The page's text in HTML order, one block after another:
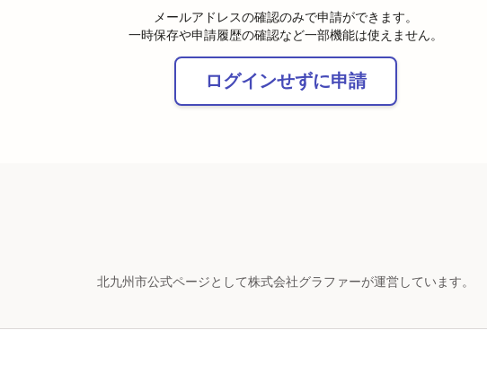
メールアドレスの確認のみで申請ができます。
一時保存や申請履歴の確認など一部機能は使えません。
ログインせずに申請
北九州市公式ページとして株式会社グラファーが運営しています。